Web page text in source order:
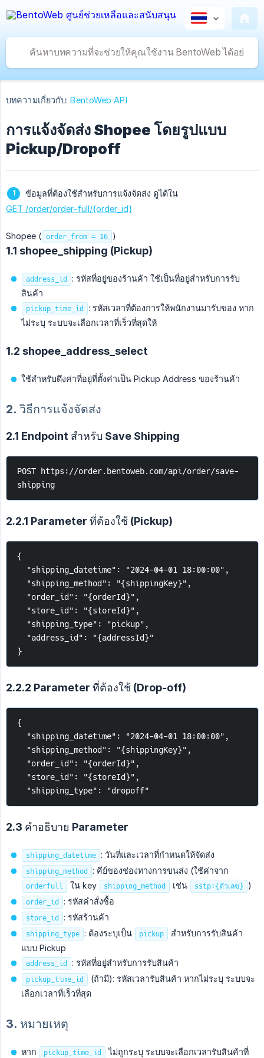
บทความเกี่ยวกับ: BentoWeb API
การแจ้งจัดส่ง Shopee โดยรูปแบบ
Pickup/Dropoff
ข้อมูลที่ต้องใช้สำหรับการแจ้งจัดส่ง ดูได้ใน
GET /order/order-full/{order_id}
Shopee ( order_from = 16 )
1.1 shopee_shipping (Pickup)
address_id
: รหัสที่อยู่ของร้านค้า ใช้เป็นที่อยู่สำหรับการรับ
สินค้า
pickup_time_id
: รหัสเวลาที่ต้องการให้พนักงานมารับของ หาก
ไม่ระบุ ระบบจะเลือกเวลาที่เร็วที่สุดให้
1.2 shopee_address_select
ใช้สำหรับดึงค่าที่อยู่ที่ตั้งค่าเป็น Pickup Address ของร้านค้า
2. วิธีการแจ้งจัดส่ง
2.1 Endpoint สำหรับ Save Shipping
POST https://order.bentoweb.com/api/order/save-
shipping
2.2.1 Parameter ที่ต้องใช้ (Pickup)
{
  "shipping_datetime": "2024-04-01 18:00:00",
  "shipping_method": "{shippingKey}",
  "order_id": "{orderId}",
  "store_id": "{storeId}",
  "shipping_type": "pickup",
  "address_id": "{addressId}"
}
2.2.2 Parameter ที่ต้องใช้ (Drop-off)
{
  "shipping_datetime": "2024-04-01 18:00:00",
  "shipping_method": "{shippingKey}",
  "order_id": "{orderId}",
  "store_id": "{storeId}",
  "shipping_type": "dropoff"
2.3 คำอธิบาย Parameter
shipping_datetime : วันที่และเวลาที่กำหนดให้จัดส่ง
shipping_method : คีย์ของช่องทางการขนส่ง (ใช้ค่าจาก
orderfull ใน key shipping_method เช่น sstp:{ตัวเลข} )
order_id : รหัสคำสั่งซื้อ
store_id : รหัสร้านค้า
shipping_type : ต้องระบุเป็น pickup
สำหรับการรับสินค้า
แบบ Pickup
address_id : รหัสที่อยู่สำหรับการรับสินค้า
pickup_time_id
(ถ้ามี): รหัสเวลารับสินค้า หากไม่ระบุ ระบบจะ
เลือกเวลาที่เร็วที่สุด
3. หมายเหตุ
หาก pickup_time_id ไม่ถูกระบุ ระบบจะเลือกเวลารับสินค้าที่